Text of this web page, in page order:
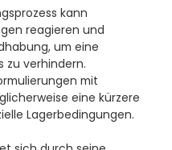
kann
reagieren und
um eine
zu verhindern.
mit
eine kürzere
Lagerbedingungen.